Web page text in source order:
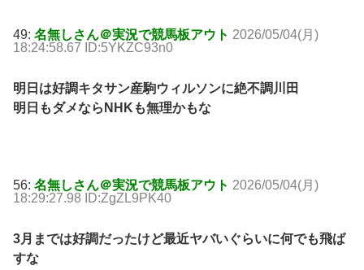
49: 名無しさん＠実況で競馬板アウト 2026/05/04(月)
18:24:58.67 ID:5YKZC93n0
明日は好調キタサン産駒ウィルソンに絶不調川田
明日もダメならNHKも無理かもな
56: 名無しさん＠実況で競馬板アウト 2026/05/04(月)
18:29:27.98 ID:ZgZL9PK40
3月までは好調だったけど最近ヤバいぐらいに何でも飛ば
すな